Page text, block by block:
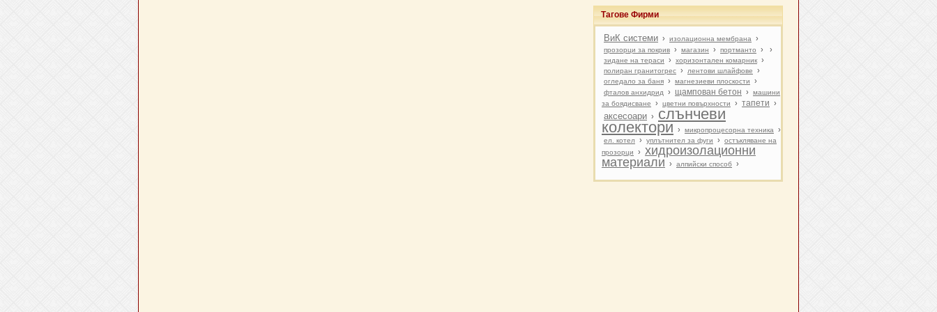
Тагове Фирми
ВиК системи › изолационна мембрана ›
прозорци за покрив › магазин › портманто › ›
зидане на тераси › хоризонтален комарник ›
полиран гранитогрес › лентови шлайфове ›
огледало за баня › магнезиеви плоскости ›
фталов анхидрид › щампован бетон ›
машини
за боядисване
› цветни повърхности › тапети ›
аксесоари › слънчеви
колектори › микропроцесорна техника ›
ел. котел › уплътнител за фуги ›
остъкляване на
прозорци
› хидроизолационни
материали › алпийски способ ›